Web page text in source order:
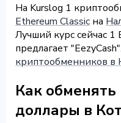
На Kurslog 1
Ethereum Classic на
Лучший курс сейчас 1
предлагает
криптообменников в
Как
доллары в